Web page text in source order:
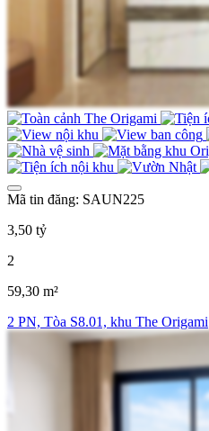
Mã tin đăng: SAUN225
3,50 tỷ
2
59,30 m²
2 PN, Tòa S8.01, khu The Origami